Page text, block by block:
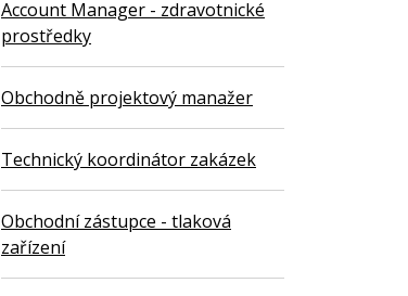
Account Manager - zdravotnické
prostředky
Obchodně projektový manažer
Technický koordinátor zakázek
Obchodní zástupce - tlaková
zařízení